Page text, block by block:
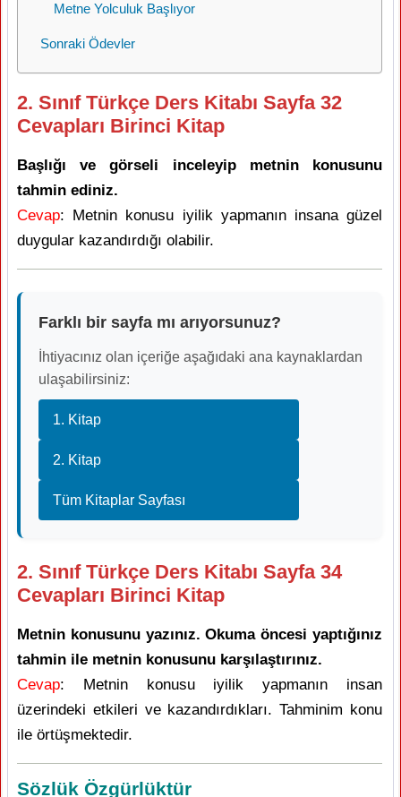
Metne Yolculuk Başlıyor
Sonraki Ödevler
2. Sınıf Türkçe Ders Kitabı Sayfa 32
Cevapları Birinci Kitap
Başlığı ve görseli inceleyip metnin konusunu
tahmin ediniz.
Cevap: Metnin konusu iyilik yapmanın insana güzel
duygular kazandırdığı olabilir.
Farklı bir sayfa mı arıyorsunuz?
İhtiyacınız olan içeriğe aşağıdaki ana kaynaklardan
ulaşabilirsiniz:
1. Kitap
2. Kitap
Tüm Kitaplar Sayfası
2. Sınıf Türkçe Ders Kitabı Sayfa 34
Cevapları Birinci Kitap
Metnin konusunu yazınız. Okuma öncesi yaptığınız
tahmin ile metnin konusunu karşılaştırınız.
Cevap: Metnin konusu iyilik yapmanın insan
üzerindeki etkileri ve kazandırdıkları. Tahminim konu
ile örtüşmektedir.
Sözlük Özgürlüktür